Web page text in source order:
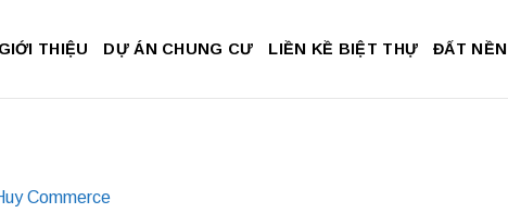
GIỚI THIỆU DỰ ÁN CHUNG CƯ LIỀN KỀ BIỆT THỰ ĐẤT NỀN
Commerce